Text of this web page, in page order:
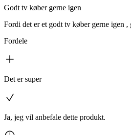
Godt tv køber gerne igen
Fordi det er et godt tv køber gerne igen ,
Fordele
Det er super
Ja, jeg vil anbefale dette produkt.